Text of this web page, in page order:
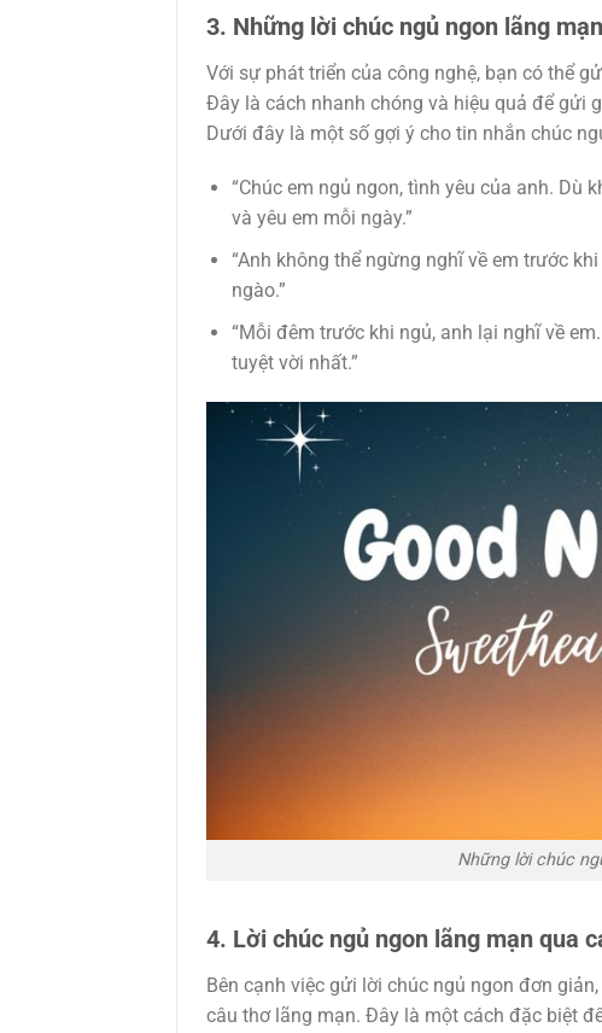
3. Những lời chúc ngủ ngon lãng
Với sự phát triển của công nghệ, bạn có thể
Đây là cách nhanh chóng và hiệu quả để gửi
Dưới đây là một số gợi ý cho tin nhắn chúc
“Chúc em ngủ ngon, tình yêu của anh. Dù
và yêu em mỗi ngày.”
“Anh không thể ngừng nghĩ về em trước
ngào.”
“Mỗi đêm trước khi ngủ, anh lại nghĩ về
tuyệt vời nhất.”
Những lời chúc
4. Lời chúc ngủ ngon lãng mạn qua
Bên cạnh việc gửi lời chúc ngủ ngon đơn
câu thơ lãng mạn. Đây là một cách đặc biệt